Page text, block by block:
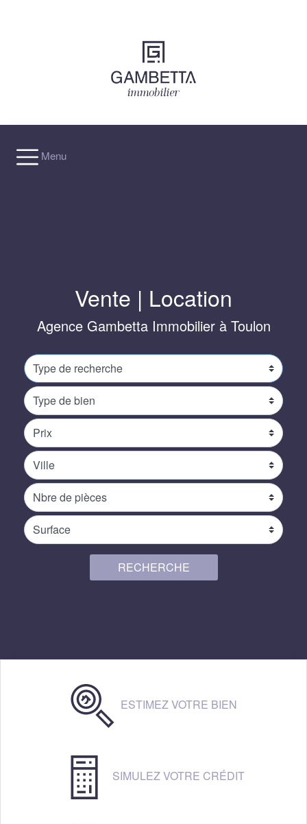
Menu
Vente | Location
Agence Gambetta Immobilier à Toulon 83
ESTIMEZ VOTRE BIEN
SIMULEZ VOTRE CRÉDIT